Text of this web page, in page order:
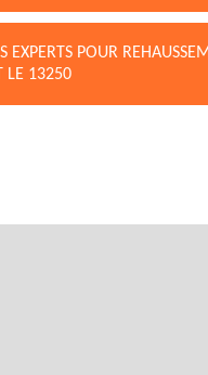
EXPERTS POUR
LE 13250